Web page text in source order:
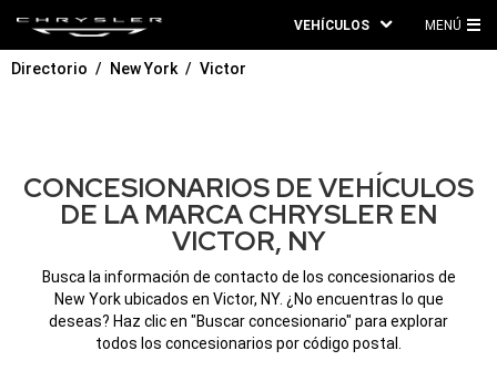
VEHÍCULOS MENÚ
Directorio New York Victor
CONCESIONARIOS DE VEHÍCULOS
DE LA MARCA CHRYSLER EN
VICTOR, NY
Busca la información de contacto de los concesionarios de
New York ubicados en Victor, NY. ¿No encuentras lo que
deseas? Haz clic en "Buscar concesionario" para explorar
todos los concesionarios por código postal.